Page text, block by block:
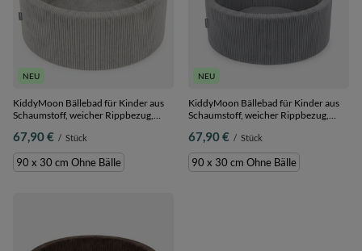
NEU
KiddyMoon Bällebad für Kinder aus
Schaumstoff, weicher Rippbezug,
sicheres Spielzeug, waschbar,
Hellgrau: Ohne Bälle, 90 x 30 cm
Ohne Bälle
67,90 € / Stück
90 x 30 cm Ohne Bälle
NEU
KiddyMoon Bällebad für Kinder aus
Schaumstoff, weicher Rippbezug,
sicheres Spielzeug, waschbar,
Dunkelgrau: Ohne Bälle, 90 x 30 cm
Ohne Bälle
67,90 € / Stück
90 x 30 cm Ohne Bälle